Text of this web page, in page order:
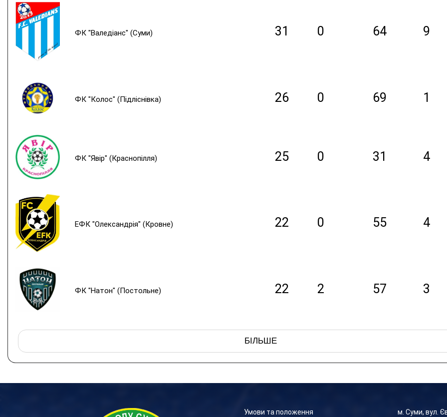
ФК "Валедіанс" (Суми) 31 0 64 9
ФК "Колос" (Підліснівка) 26 0 69 1
ФК "Явір" (Краснопілля) 25 0 31 4
ЕФК "Олександрія" (Кровне) 22 0 55 4
ФК "Натон" (Постольне) 22 2 57 3
БІЛЬШЕ
Умови та положення
м. Суми, вул.